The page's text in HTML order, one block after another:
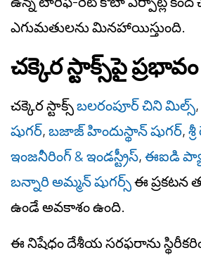
ఎగుమతులను మినహాయిస్తుంది.
చక్కెర స్టాక్స్‌పై ప్రభావం
చక్కెర స్టాక్స్బలరంపూర్ చిని మిల్స్,
షుగర్, బజాజ్ హిందుస్థాన్ షుగర్,
ఇంజనీరింగ్ & ఇండస్ట్రీస్, ఈఐడి
బన్నారి అమ్మన్ షుగర్స్ఈ ప్రకటన
ఉండే అవకాశం ఉంది.
ఈ నిషేధం దేశీయ సరఫరాను